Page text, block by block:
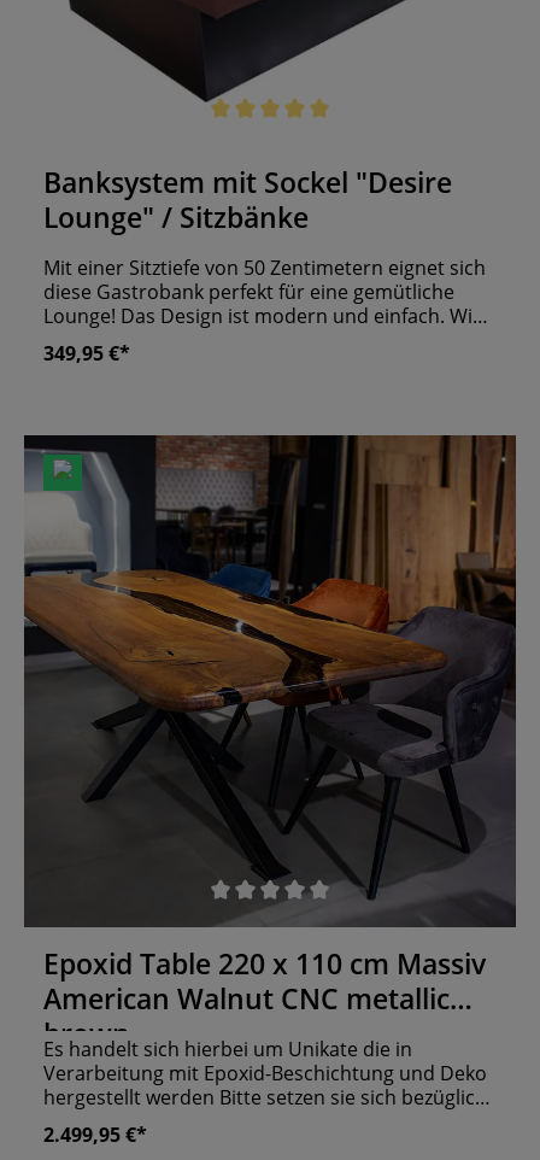
Banksystem mit Sockel "Desire
Lounge" / Sitzbänke
Mit einer Sitztiefe von 50 Zentimetern eignet sich
diese Gastrobank perfekt für eine gemütliche
Lounge! Das Design ist modern und einfach. Wie
bei allen Banksystemen führen wir auch bei
dieser Reihe verschiedenste Elemente. So bieten
Nach Ihrem Wunsch beziehen wir die Bank mit
Kunstleder oder Stoff. Edelstahlfüße runden das
schlichte Design der Desire Lounge Bank ab.
eigene Produktion "Made in Germany" wir
fertigen alle Sitzbänk nach Maßanfertigung an
ergonomisch geformte Rückenlehne stabile
Konstruktion unter anderem aus MDF & Hartholz
349,95 €*
Durchschnittliche Bewertung von 0 von 5 Sternen
Epoxid Table 220 x 110 cm Massiv
American Walnut CNC metallic
brown
Es handelt sich hierbei um Unikate die in
Verarbeitung mit Epoxid-Beschichtung und Deko
hergestellt werden Bitte setzen sie sich bezüglich
einer möglichen Lieferung vorher mit uns in
Verbindung Weitere Maße und Farben auf
2.499,95 €*